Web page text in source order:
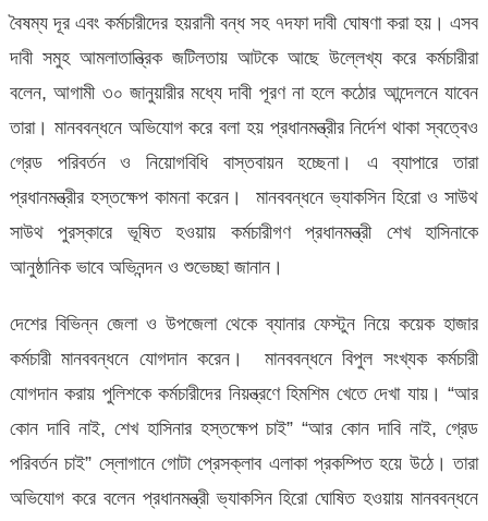
বৈষম্য দূর এবং কর্মচারীদের হয়রানী বন্ধ সহ ৭দফা দাবী ঘোষণা করা হয়। এসব
দাবী সমুহ আমলাতান্ত্রিক জটিলতায় আটকে আছে উল্লেখ্য করে কর্মচারীরা
বলেন, আগামী ৩০ জানুয়ারীর মধ্যে দাবী পূরণ না হলে কঠোর আন্দেলনে যাবেন
তারা। মানববন্ধনে অভিযোগ করে বলা হয় প্রধানমন্ত্রীর নির্দেশ থাকা স্বত্বেও
গ্রেড পরিবর্তন ও নিয়োগবিধি বাস্তবায়ন হচ্ছেনা। এ ব্যাপারে তারা
প্রধানমন্ত্রীর হস্তক্ষেপ কামনা করেন। মানববন্ধনে ভ্যাকসিন হিরো ও সাউথ
সাউথ পুরস্কারে ভূষিত হওয়ায় কর্মচারীগণ প্রধানমন্ত্রী শেখ হাসিনাকে
আনুষ্ঠানিক ভাবে অভিনন্দন ও শুভেচ্ছা জানান।
দেশের বিভিন্ন জেলা ও উপজেলা থেকে ব্যানার ফেস্টুন নিয়ে কয়েক হাজার
কর্মচারী মানববন্ধনে যোগদান করেন। মানববন্ধনে বিপুল সংখ্যক কর্মচারী
যোগদান করায় পুলিশকে কর্মচারীদের নিয়ন্ত্রণে হিমশিম খেতে দেখা যায়। “আর
কোন দাবি নাই, শেখ হাসিনার হস্তক্ষেপ চাই” “আর কোন দাবি নাই, গ্রেড
পরিবর্তন চাই” স্লোগানে গোটা প্রেসক্লাব এলাকা প্রকম্পিত হয়ে উঠে। তারা
অভিযোগ করে বলেন প্রধানমন্ত্রী ভ্যাকসিন হিরো ঘোষিত হওয়ায় মানববন্ধনে